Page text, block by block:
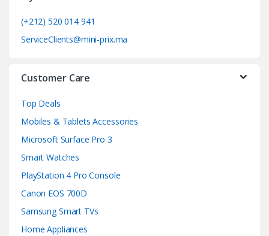
(+212) 520 014 941
ServiceClients@mini-prix.ma
Customer Care
Top Deals
Mobiles & Tablets Accessories
Microsoft Surface Pro 3
Smart Watches
PlayStation 4 Pro Console
Canon EOS 700D
Samsung Smart TVs
Home Appliances